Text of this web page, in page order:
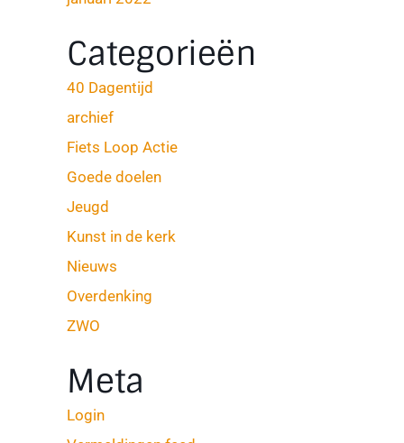
Categorieën
40 Dagentijd
archief
Fiets Loop Actie
Goede doelen
Jeugd
Kunst in de kerk
Nieuws
Overdenking
ZWO
Meta
Login